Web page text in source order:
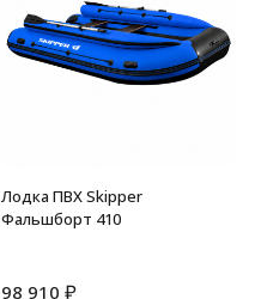
Лодка ПВХ Skipper
Фальшборт 410
98 910 ₽